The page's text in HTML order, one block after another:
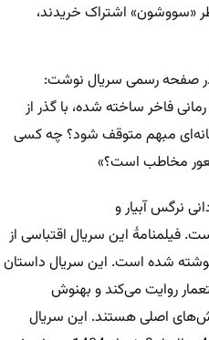
«سووشون» اشتراک خریدند،
در صفحه رسمی سریال نوشت:
فاخر ساخته شده، با گذر از
مبهم متوقف شود؟ چه کسی
مخاطب است؟»
نرگس آبیار و
این سریال اقتباسی از
شده است. این سریال داستان
روایت می‌کند و بهنوش
اصلی هستند. این سریال